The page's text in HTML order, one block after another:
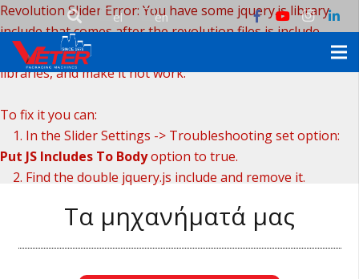
Revolution Slider Error: You have some jquery.js library
include that comes after the revolution files js include.
This includes make eliminates the revolution slider
libraries, and make it not work.
To fix it you can:
1. In the Slider Settings -> Troubleshooting set option:
Put JS Includes To Bodyoption to true.
2. Find the double jquery.js include and remove it.
Τα μηχανήματά μας